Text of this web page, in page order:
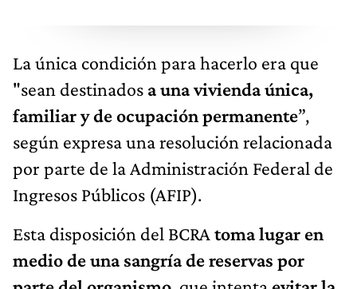
La única condición para hacerlo era que
"sean destinados a una vivienda única,
familiar y de ocupación permanente”,
según expresa una resolución relacionada
por parte de la Administración Federal de
Ingresos Públicos (AFIP).
Esta disposición del BCRA toma lugar en
medio de una sangría de reservas por